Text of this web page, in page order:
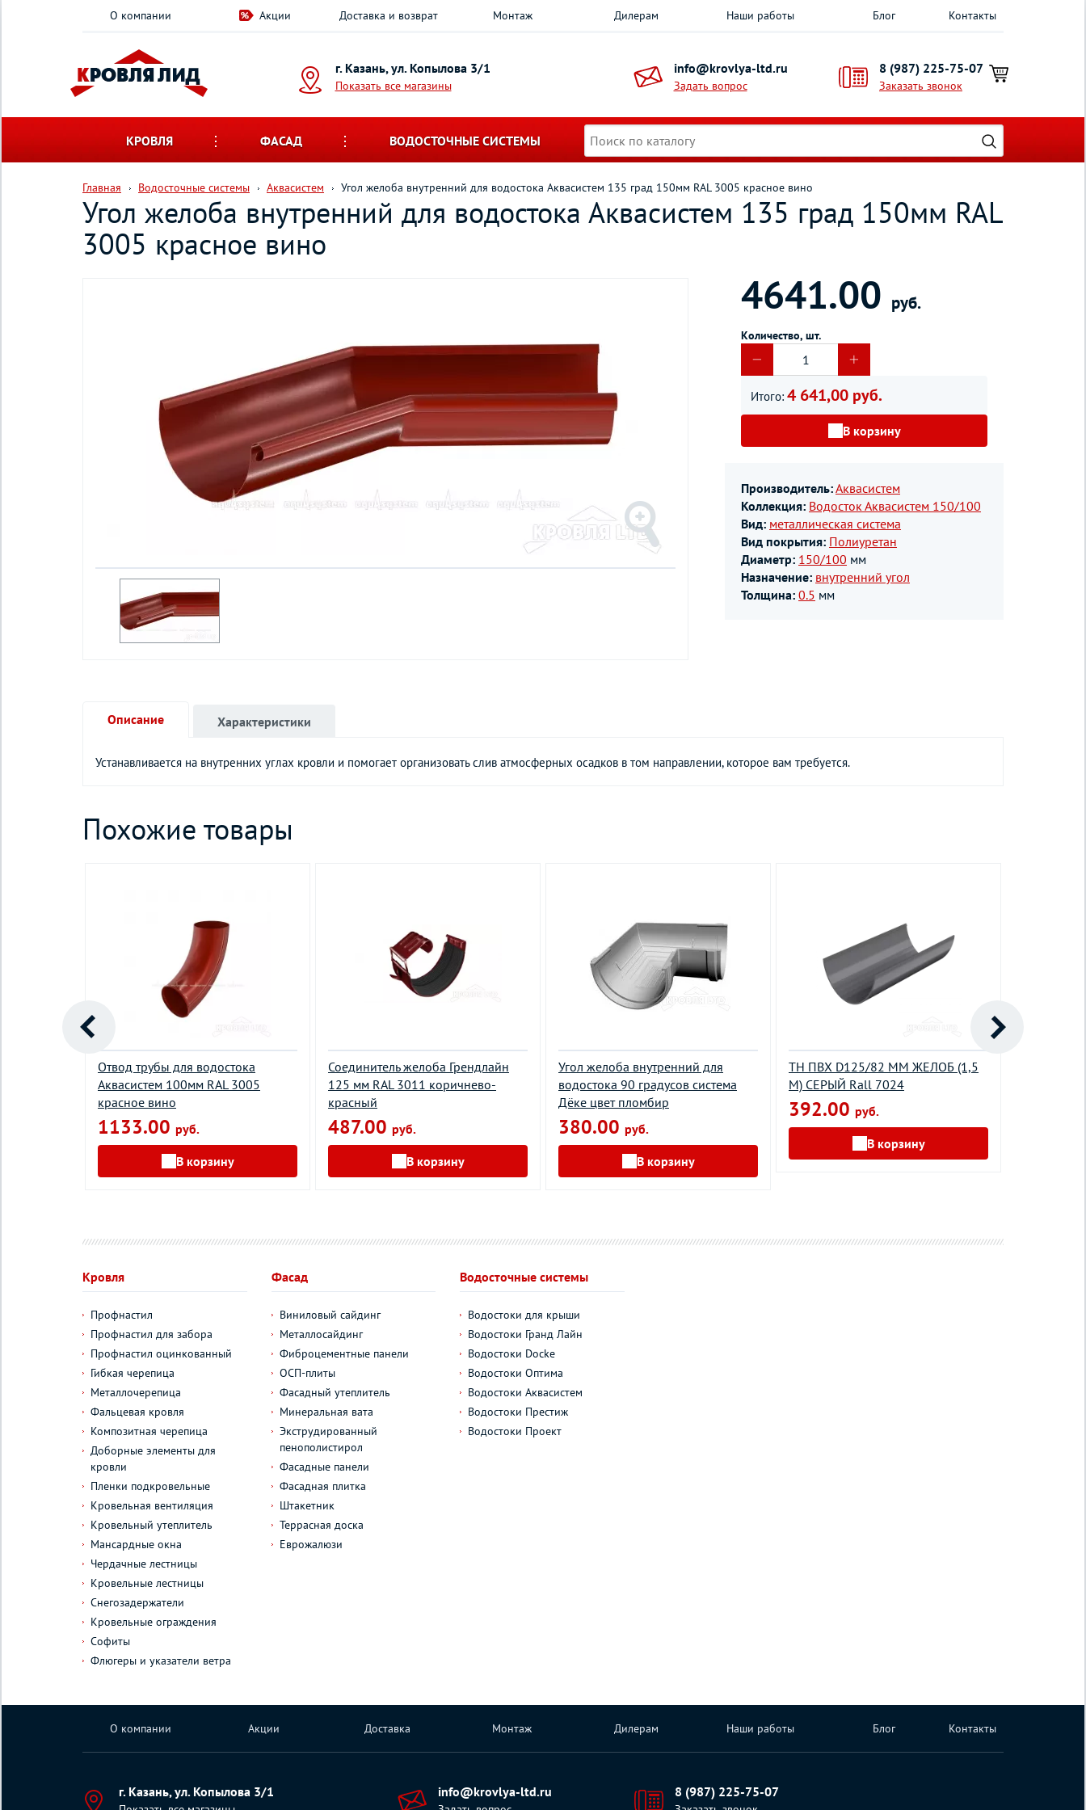
О компании Акции Доставка и возврат Монтаж Дилерам Наши работы Блог Контакты
г. Казань, ул. Копылова 3/1
Показать все магазины
info@krovlya-ltd.ru
Задать вопрос
8 (987) 225-75-07
Заказать звонок
КРОВЛЯ ФАСАД ВОДОСТОЧНЫЕ СИСТЕМЫ
Главная Водосточные системы Аквасистем Угол желоба внутренний для водостока Аквасистем 135 град 150мм RAL 3005 красное вино
Угол желоба внутренний для водостока Аквасистем 135 град 150мм RAL
3005 красное вино
4641.00 руб.
Количество, шт.
Итого: 4 641,00 руб.
В корзину
Производитель:Аквасистем
Коллекция: Водосток Аквасистем 150/100
Вид: металлическая система
Вид покрытия: Полиуретан
Диаметр: 150/100 мм
Назначение: внутренний угол
Толщина: 0.5 мм
Описание
Устанавливается на внутренних углах кровли и помогает организовать слив атмосферных осадков в том направлении, которое вам требуется.
Характеристики
Похожие товары
Отвод трубы для водостока
Аквасистем 100мм RAL 3005
красное вино
1133.00 руб.
В корзину
Соединитель желоба Грендлайн
125 мм RAL 3011 коричнево-
красный
487.00 руб.
В корзину
Угол желоба внутренний для
водостока 90 градусов система
Дёке цвет пломбир
380.00 руб.
В корзину
ТН ПВХ D125/82 ММ ЖЕЛОБ (1,5
М) СЕРЫЙ Rall 7024
392.00 руб.
В корзину
Кровля
Профнастил
Профнастил для забора
Профнастил оцинкованный
Гибкая черепица
Металлочерепица
Фальцевая кровля
Композитная черепица
Доборные элементы для
кровли
Пленки подкровельные
Кровельная вентиляция
Кровельный утеплитель
Мансардные окна
Чердачные лестницы
Кровельные лестницы
Снегозадержатели
Кровельные ограждения
Софиты
Флюгеры и указатели ветра
Фасад
Виниловый сайдинг
Металлосайдинг
Фиброцементные панели
ОСП-плиты
Фасадный утеплитель
Минеральная вата
Экструдированный
пенополистирол
Фасадные панели
Фасадная плитка
Штакетник
Террасная доска
Еврожалюзи
Водосточные системы
Водостоки для крыши
Водостоки Гранд Лайн
Водостоки Docke
Водостоки Оптима
Водостоки Аквасистем
Водостоки Престиж
Водостоки Проект
О компании Акции Доставка Монтаж Дилерам Наши работы Блог Контакты
г. Казань, ул. Копылова 3/1 info@krovlya-ltd.ru 8 (987) 225-75-07